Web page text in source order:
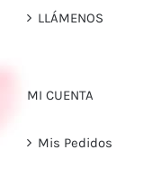
LLÁMENOS
MI CUENTA
Mis Pedidos